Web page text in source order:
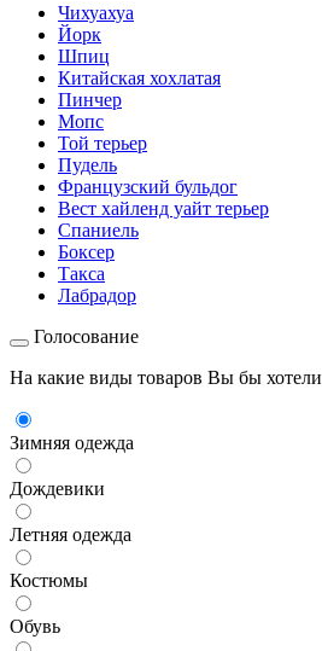
Чихуахуа
Йорк
Шпиц
Китайская хохлатая
Пинчер
Мопс
Той терьер
Пудель
Французский бульдог
Вест хайленд уайт терьер
Спаниель
Боксер
Такса
Лабрадор
Голосование
На какие виды товаров Вы бы
Зимняя одежда
Дождевики
Летняя одежда
Костюмы
Обувь